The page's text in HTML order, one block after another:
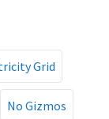
Grid
No Gizmos